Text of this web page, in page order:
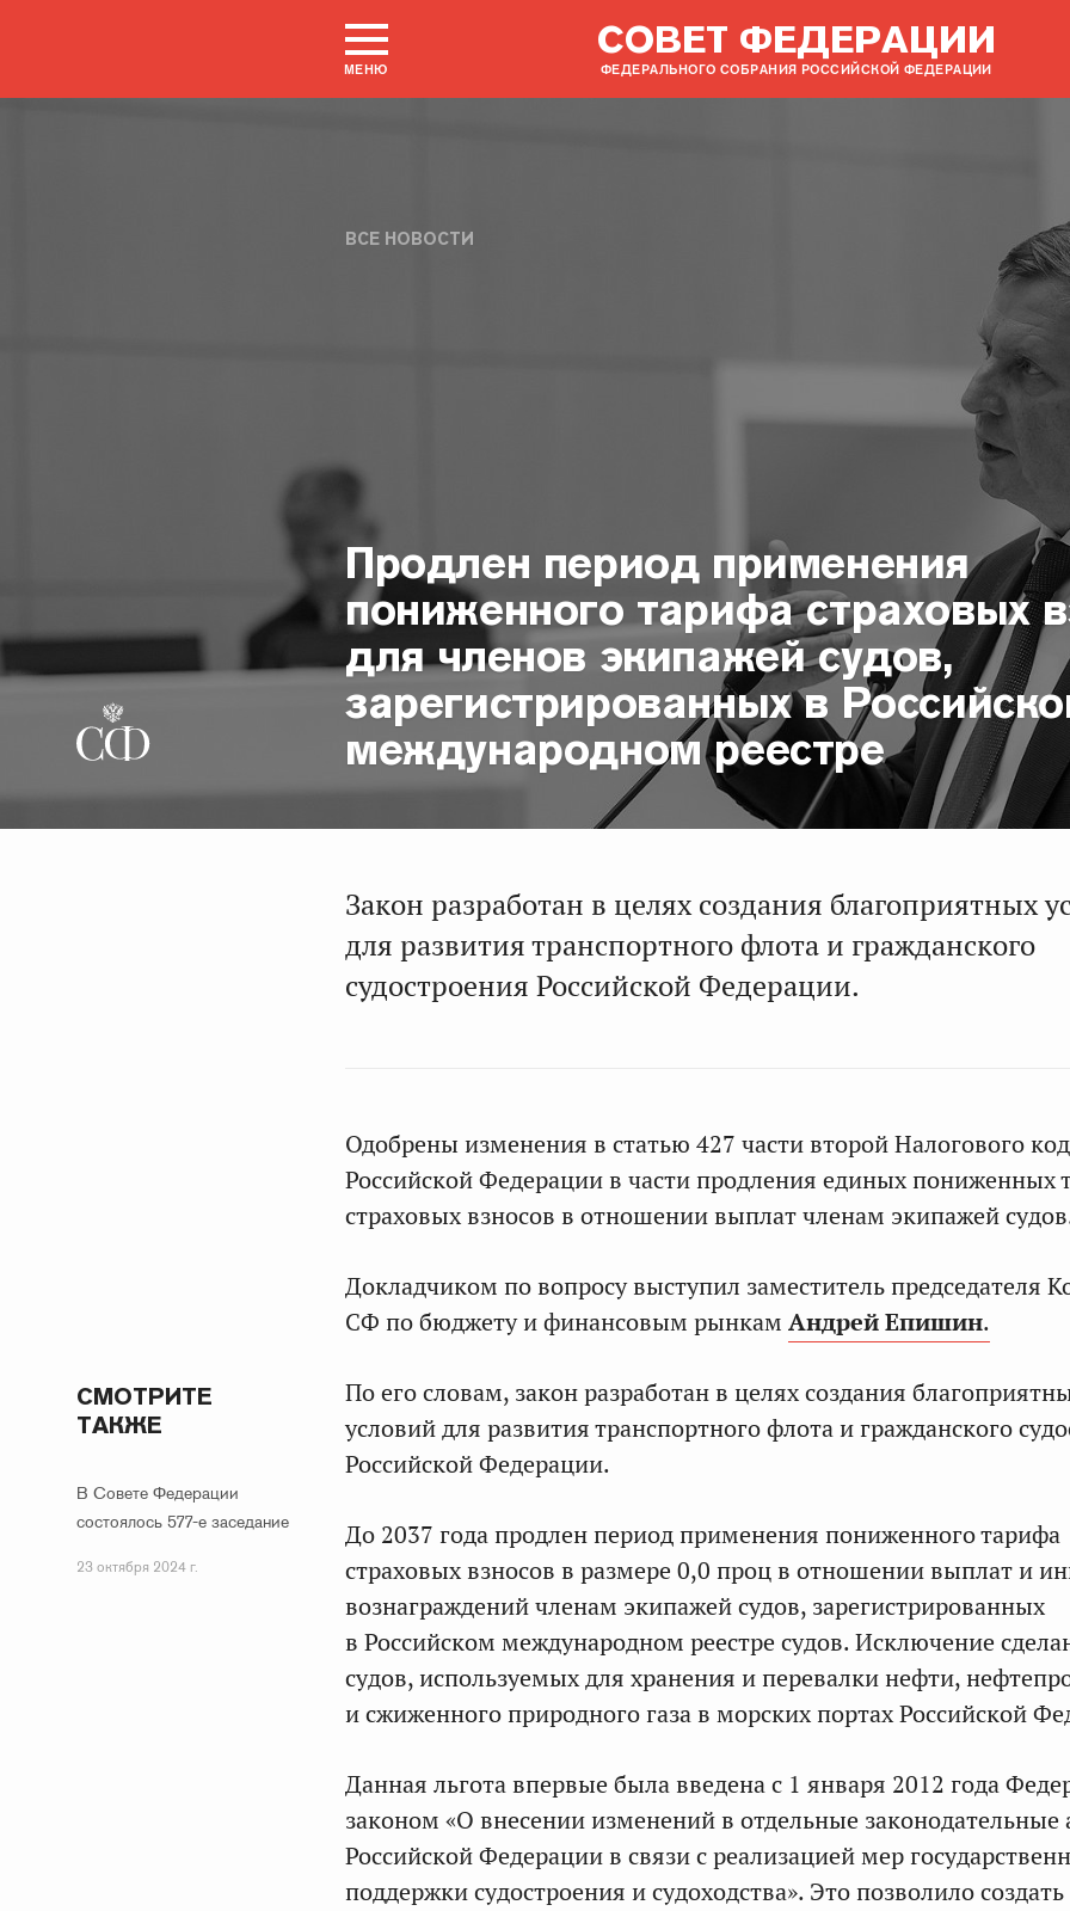
МЕНЮ
СОВЕТ ФЕДЕРАЦИИ
ФЕДЕРАЛЬНОГО СОБРАНИЯ РОССИЙСКОЙ ФЕДЕРАЦИИ
ВСЕ НОВОСТИ
Продлен период применения
пониженного тарифа страховых
для членов экипажей судов,
зарегистрированных в
международном реестре
Закон разработан в целях создания благоприятных
для развития транспортного флота и гражданского
судостроения Российской Федерации.
Одобрены изменения в статью 427 части второй Налогового
Российской Федерации в части продления единых пониженных
страховых взносов в отношении выплат членам экипажей
Докладчиком по вопросу выступил заместитель председателя
СФ по бюджету и финансовым рынкам Андрей Епишин.
СМОТРИТЕ
ТАКЖЕ
В Совете Федерации
состоялось 577-е заседание
23 октября 2024 г.
По его словам, закон разработан в целях создания
условий для развития транспортного флота и гражданского
Российской Федерации.
До 2037 года продлен период применения пониженного тарифа
страховых взносов в размере 0,0 проц в отношении выплат и
вознаграждений членам экипажей судов, зарегистрированных
в Российском международном реестре судов. Исключение
судов, используемых для хранения и перевалки нефти,
и сжиженного природного газа в морских портах Российской
Данная льгота впервые была введена с 1 января 2012 года
законом «О внесении изменений в отдельные законодательные
Российской Федерации в связи с реализацией мер
поддержки судостроения и судоходства». Это позволило создать